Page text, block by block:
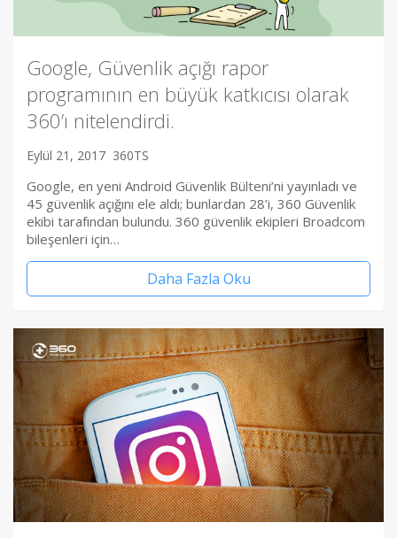
Google, Güvenlik açığı rapor
programının en büyük katkıcısı olarak
360’ı nitelendirdi.
Eylül 21, 2017 360TS
Google, en yeni Android Güvenlik Bülteni’ni yayınladı ve
45 güvenlik açığını ele aldı; bunlardan 28’i, 360 Güvenlik
ekibi tarafından bulundu. 360 güvenlik ekipleri Broadcom
bileşenleri için…
Daha Fazla Oku